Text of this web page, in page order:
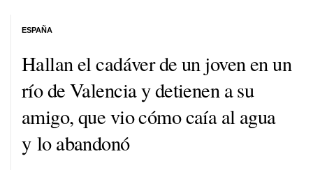
Hallan el cadáver de un joven en un
río de Valencia y detienen a su
amigo, que vio cómo caía al agua
y lo abandonó
ESPAÑA